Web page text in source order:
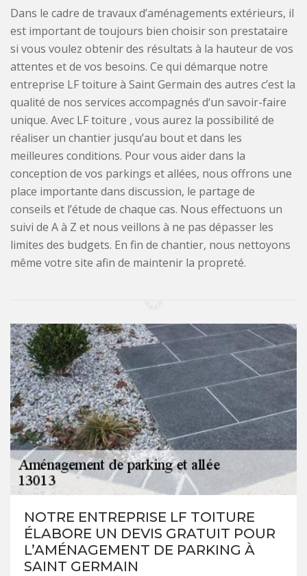
Dans le cadre de travaux d’aménagements extérieurs, il
est important de toujours bien choisir son prestataire
si vous voulez obtenir des résultats à la hauteur de vos
attentes et de vos besoins. Ce qui démarque notre
entreprise LF toiture à Saint Germain des autres c’est la
qualité de nos services accompagnés d‘un savoir-faire
unique. Avec LF toiture , vous aurez la possibilité de
réaliser un chantier jusqu’au bout et dans les
meilleures conditions. Pour vous aider dans la
conception de vos parkings et allées, nous offrons une
place importante dans discussion, le partage de
conseils et l’étude de chaque cas. Nous effectuons un
suivi de A à Z et nous veillons à ne pas dépasser les
limites des budgets. En fin de chantier, nous nettoyons
même votre site afin de maintenir la propreté.
NOTRE ENTREPRISE LF TOITURE
ÉLABORE UN DEVIS GRATUIT POUR
L’AMÉNAGEMENT DE PARKING À
SAINT GERMAIN